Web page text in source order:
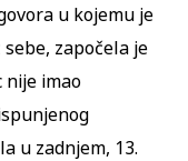
u kojemu je
započela je
nije imao
u zadnjem, 13.